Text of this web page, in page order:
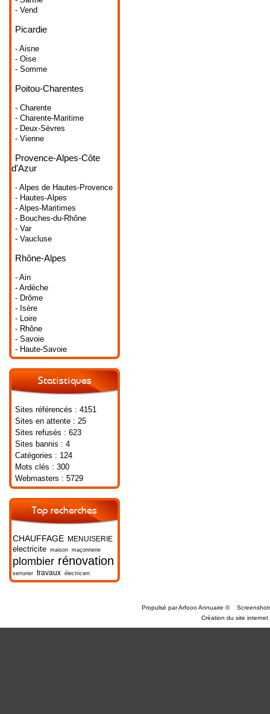
- Vend
Picardie
- Aisne
- Oise
- Somme
Poitou-Charentes
- Charente
- Charente-Maritime
- Deux-Sèvres
- Vienne
Provence-Alpes-Côte
d'Azur
- Alpes de Hautes-Provence
- Hautes-Alpes
- Alpes-Maritimes
- Bouches-du-Rhône
- Var
- Vaucluse
Rhône-Alpes
- Ain
- Ardèche
- Drôme
- Isère
- Loire
- Rhône
- Savoie
- Haute-Savoie
Statistiques
Sites référencés : 4151
Sites en attente : 25
Sites refusés : 623
Sites bannis : 4
Catégories : 124
Mots clés : 300
Webmasters : 5729
Top recherches
CHAUFFAGE MENUISERIE
electricite maison maçonnerie
plombier rénovation
serrurier travaux électricien
Propulsé parArfooo Annuaire ©
Création du site internet